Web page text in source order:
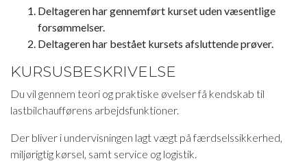
Deltageren har gennemført kurset uden væsentlige
forsømmelser.
Deltageren har bestået kursets afsluttende prøver.
KURSUSBESKRIVELSE
Du vil gennem teori og praktiske øvelser få kendskab til
lastbilchaufførens arbejdsfunktioner.
Der bliver i undervisningen lagt vægt på færdselssikkerhed,
miljørigtig kørsel, samt service og logistik.